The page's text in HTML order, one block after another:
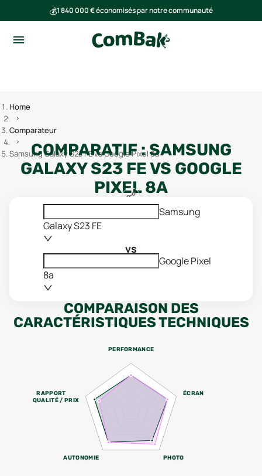
💰1 840 000 € économisés par notre communauté
Home
Comparateur
Samsung Galaxy S23 FE vs Google Pixel 8a
COMPARATIF :SAMSUNG
GALAXY S23 FEVS GOOGLE
PIXEL 8A
Samsung
Galaxy S23 FE
vs
Google Pixel
8a
COMPARAISON DES
CARACTÉRISTIQUES TECHNIQUES
PERFORMANCE
ÉCRAN
PHOTO
AUTONOMIE
RAPPORT
QUALITÉ / PRIX